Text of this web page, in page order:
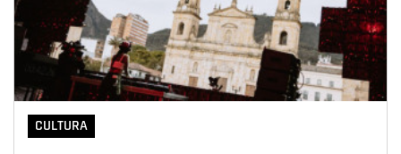
CULTURA